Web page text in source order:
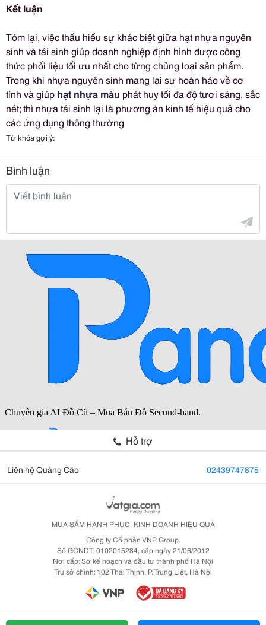
Kết luận
Tóm lại, việc thấu hiểu sự khác biệt giữa hạt nhựa nguyên
sinh và tái sinh giúp doanh nghiệp định hình được công
thức phối liệu tối ưu nhất cho từng chủng loại sản phẩm.
Trong khi nhựa nguyên sinh mang lại sự hoàn hảo về cơ
tính và giúp hạt nhựa màu phát huy tối đa độ tươi sáng, sắc
nét; thì nhựa tái sinh lại là phương án kinh tế hiệu quả cho
các ứng dụng thông thường
Từ khóa gợi ý:
Bình luận
Hỗ trợ
Liên hệ Quảng Cáo 02439747875
MUA SẮM HẠNH PHÚC, KINH DOANH HIỆU QUẢ
Công ty Cổ phần VNP Group.
Số GCNDT: 0102015284, cấp ngày 21/06/2012
Nơi cấp: Sở kế hoạch và đầu tư thành phố Hà Nội
Trụ sở chính: 102 Thái Thịnh, P. Trung Liệt, Hà Nội